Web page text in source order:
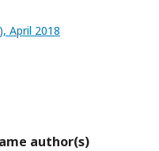
April 2018
author(s)